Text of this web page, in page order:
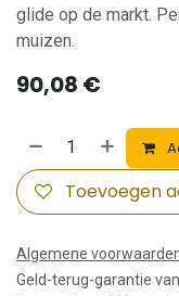
glide op de markt.
muizen.
90,08 €
Toevoegen
Algemene
Geld-terug-garantie